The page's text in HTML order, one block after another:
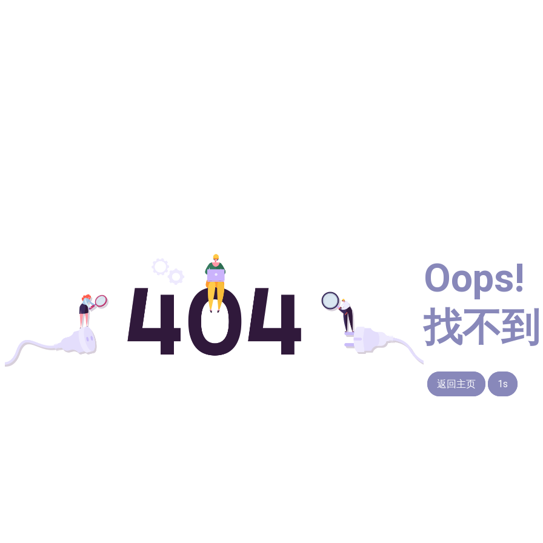
Oops!
找不
返回主页 1s